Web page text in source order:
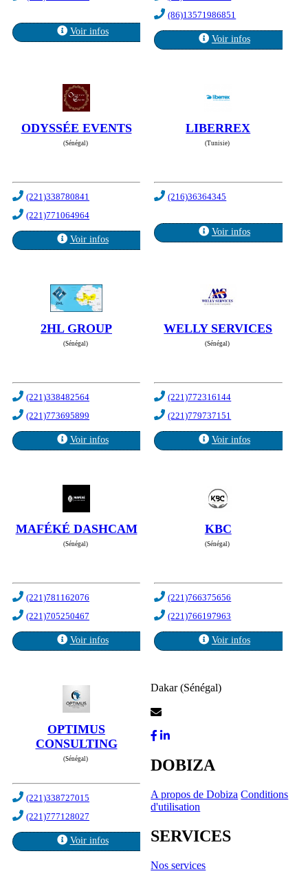
Voir infos
(86)13571986851
Voir infos
ODYSSÉE EVENTS
(Sénégal)
(221)338780841
(221)771064964
Voir infos
LIBERREX
(Tunisie)
(216)36364345
Voir infos
2HL GROUP
(Sénégal)
(221)338482564
(221)773695899
Voir infos
WELLY SERVICES
(Sénégal)
(221)772316144
(221)779737151
Voir infos
MAFÉKÉ DASHCAM
(Sénégal)
(221)781162076
(221)705250467
Voir infos
KBC
(Sénégal)
(221)766375656
(221)766197963
Voir infos
OPTIMUS
CONSULTING
(Sénégal)
(221)338727015
(221)777128027
Voir infos
Dakar (Sénégal)
DOBIZA
A propos de Dobiza Conditions
d'utilisation
SERVICES
Nos services